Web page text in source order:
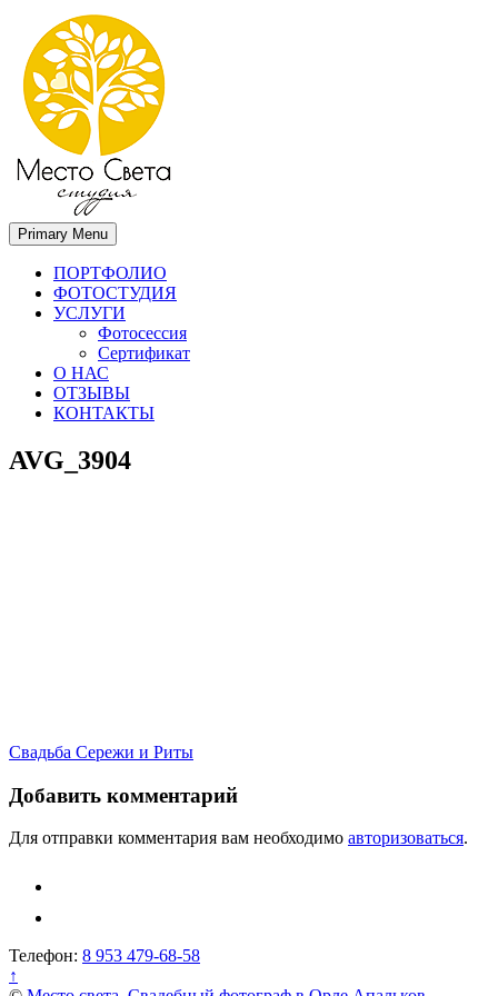
Место света. Свадебный фотограф в Орле Апальков Вячеслав
Свадебный фотограф в Орле
Primary Menu
ПОРТФОЛИО
ФОТОСТУДИЯ
УСЛУГИ
Фотосессия
Сертификат
О НАС
ОТЗЫВЫ
КОНТАКТЫ
AVG_3904
Навигация
по
записям
Свадьба Сережи и Риты
Добавить комментарий
Для отправки комментария вам необходимо авторизоваться.
Телефон: 8 953 479-68-58
↑